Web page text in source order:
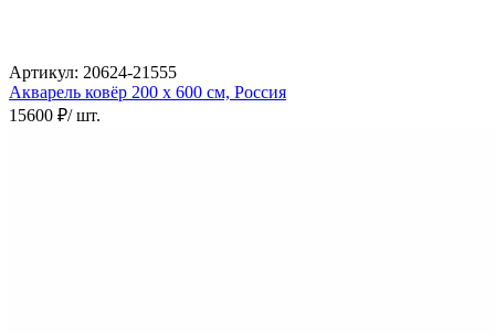
Артикул: 20624-21555
Акварель ковёр 200 х 600 см, Россия
15600 ₽/ шт.